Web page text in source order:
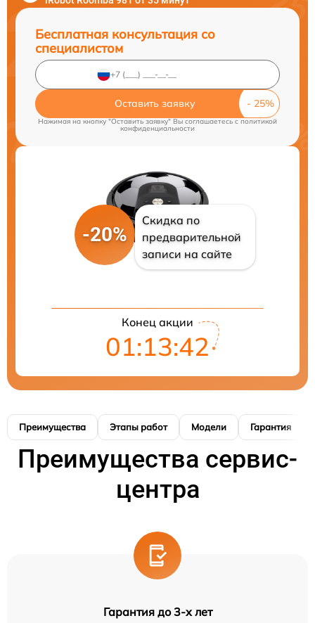
Бесплатная консультация со
специалистом
Оставить заявку
Нажимая на кнопку "Оставить заявку" Вы соглашаетесь cполитикой
конфиденциальности
-20%
Скидка по
предварительной
записи на сайте
Конец акции
01:13:42
Преимущества Этапы работ Модели Гарантия
Преимущества сервис-
центра
Гарантия до 3-х лет